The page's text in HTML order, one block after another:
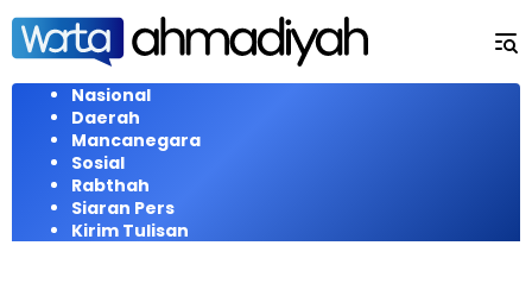
Langsung
konten
Nasional
Daerah
Mancanegara
Sosial
Rabthah
Siaran Pers
Kirim Tulisan